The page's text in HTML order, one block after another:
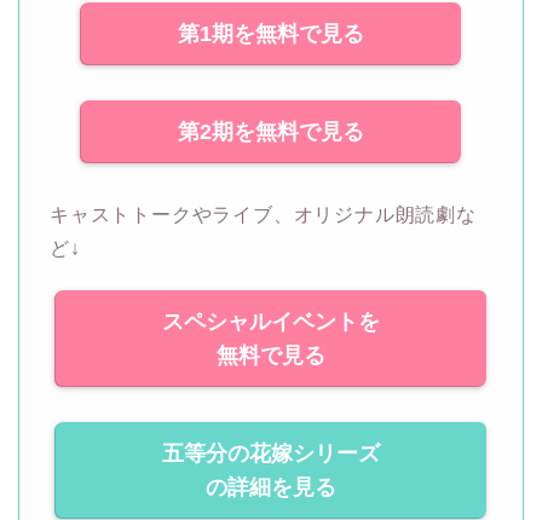
第1期を無料で見る
第2期を無料で見る
キャストトークやライブ、オリジナル朗読劇な
ど↓
スペシャルイベントを
無料で見る
五等分の花嫁シリーズ
の詳細を見る